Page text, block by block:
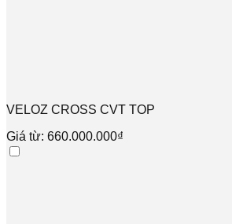
VELOZ CROSS CVT TOP
Giá từ: 660.000.000₫